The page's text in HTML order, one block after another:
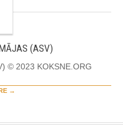
(ASV)
© 2023 KOKSNE.ORG
→